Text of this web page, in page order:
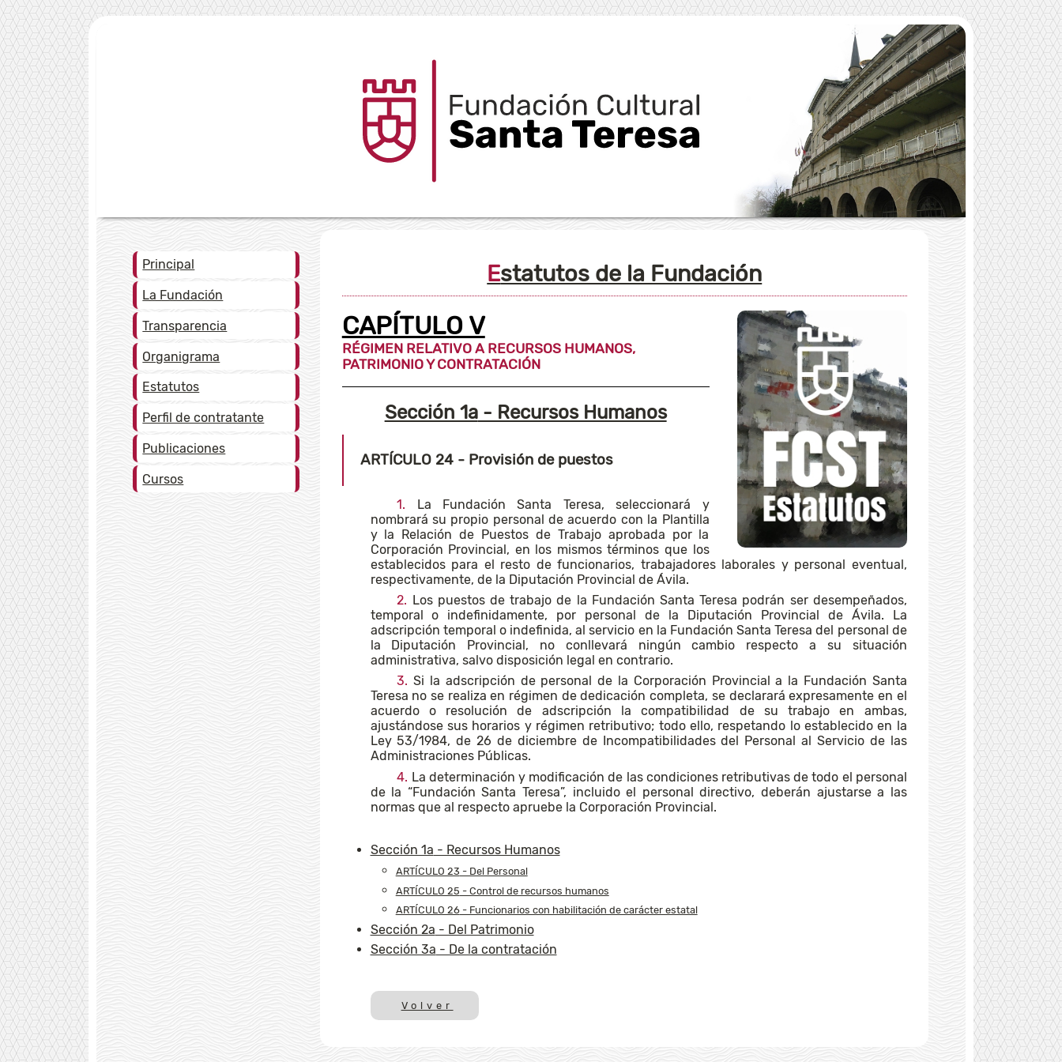
Principal
La Fundación
Transparencia
Organigrama
Estatutos
Perfil de contratante
Publicaciones
Cursos
Estatutos de la Fundación
CAPÍTULO V
RÉGIMEN RELATIVO A RECURSOS HUMANOS,
PATRIMONIO Y CONTRATACIÓN
Sección 1a- Recursos Humanos
ARTÍCULO 24 - Provisión de puestos
1. La Fundación Santa Teresa, seleccionará y
nombrará su propio personal de acuerdo con la Plantilla
y la Relación de Puestos de Trabajo aprobada por la
Corporación Provincial, en los mismos términos que los
establecidos para el resto de funcionarios, trabajadores laborales y personal eventual,
respectivamente, de la Diputación Provincial de Ávila.
2. Los puestos de trabajo de la Fundación Santa Teresa podrán ser desempeñados,
temporal o indefinidamente, por personal de la Diputación Provincial de Ávila. La
adscripción temporal o indefinida, al servicio en la Fundación Santa Teresa del personal de
la Diputación Provincial, no conllevará ningún cambio respecto a su situación
administrativa, salvo disposición legal en contrario.
3. Si la adscripción de personal de la Corporación Provincial a la Fundación Santa
Teresa no se realiza en régimen de dedicación completa, se declarará expresamente en el
acuerdo o resolución de adscripción la compatibilidad de su trabajo en ambas,
ajustándose sus horarios y régimen retributivo; todo ello, respetando lo establecido en la
Ley 53/1984, de 26 de diciembre de Incompatibilidades del Personal al Servicio de las
Administraciones Públicas.
4. La determinación y modificación de las condiciones retributivas de todo el personal
de la “Fundación Santa Teresa”, incluido el personal directivo, deberán ajustarse a las
normas que al respecto apruebe la Corporación Provincial.
Sección 1a - Recursos Humanos
ARTÍCULO 23 - Del Personal
ARTÍCULO 25 - Control de recursos humanos
ARTÍCULO 26- Funcionarios con habilitación de carácter estatal
Sección 2a - Del Patrimonio
Sección 3a - De la contratación
Volver